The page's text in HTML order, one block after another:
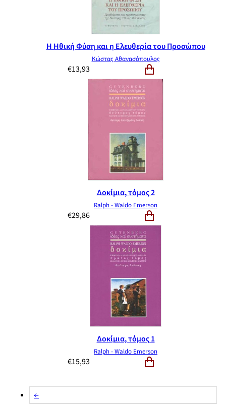
Η Ηθική Φύση και η Ελευθερία του Προσώπου
Κώστας Αθανασόπουλος
€13,93
Δοκίμια, τόμος 2
Ralph - Waldo Emerson
€29,86
Δοκίμια, τόμος 1
Ralph - Waldo Emerson
€15,93
←